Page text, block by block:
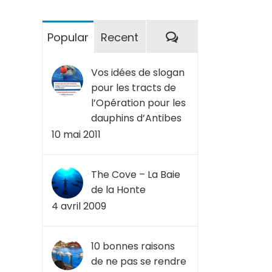
Popular Recent Commentaires
Vos idées de slogan
pour les tracts de
l’Opération pour les
dauphins d’Antibes
10 mai 2011
The Cove – La Baie
de la Honte
4 avril 2009
10 bonnes raisons
de ne pas se rendre